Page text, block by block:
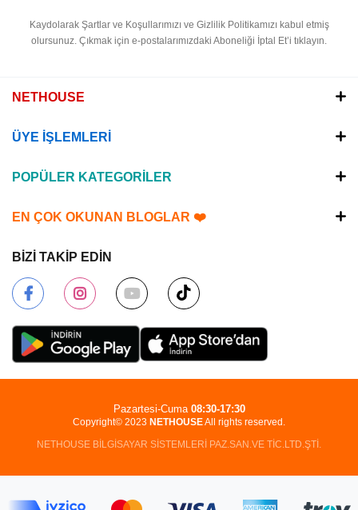
Kaydolarak Şartlar ve Koşullarımızı ve Gizlilik Politikamızı kabul etmiş
olursunuz. Çıkmak için e-postalarımızdaki Aboneliği İptal Et’i tıklayın.
NETHOUSE
ÜYE İŞLEMLERİ
POPÜLER KATEGORİLER
EN ÇOK OKUNAN BLOGLAR ❤️
BİZİ TAKİP EDİN
Copyright© 2023 NETHOUSEAll rights reserved.
NETHOUSE BİLGİSAYAR SİSTEMLERİ PAZ.SAN.VE TİC.LTD.ŞTİ.
Pazartesi-Cuma 08:30-17:30